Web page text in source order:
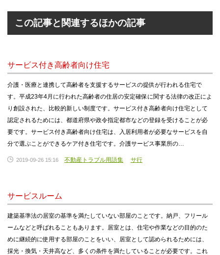
この記事と関連するほかの記事
サービス付き高齢者向け住宅
介護・医療と連携して高齢者を支援するサービスの提供が行われる住宅で
す。平成23年4月に行われた高齢者の住居の安定確保に関する法律の改正によ
り創設された、比較的新しい制度です。サービス付き高齢者向け住宅として
認定されるためには、都道府県や政令指定都市などの登録を受けることが必
要です。サービス付き高齢者向け住宅は、入居利用者が必要なサービスを自
分で選ぶことができるケア付き住宅です。介護サービス事業所の…
2019-09-26 15:16 不動産トラブル用語集 サ行
サービスルーム
建築基準法の居室の基準を満たしていない部屋のことです。納戸、フリール
ームなどと呼ばれることもあります。居室とは、住宅や作業などの目的のた
めに継続的に使用する部屋のことをいい、居室として認められるためには、
採光・換気・天井高など、多くの条件を満たしていることが必要です。これ